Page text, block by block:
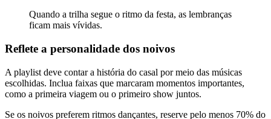
Quando a trilha segue o ritmo da festa, as lembranças
ficam mais vívidas.
Reflete a personalidade dos noivos
A playlist deve contar a história do casal por meio das músicas
escolhidas. Inclua faixas que marcaram momentos importantes,
como a primeira viagem ou o primeiro show juntos.
Se os noivos preferem ritmos dançantes, reserve pelo menos 70% do